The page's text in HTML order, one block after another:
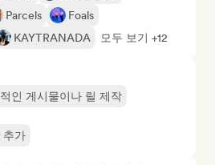
Parcels
Foals
KAYTRANADA 모두 보기 +12
인 게시물이나 릴 제작
추가